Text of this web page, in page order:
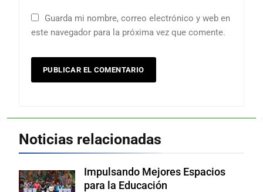
Guarda mi nombre, correo electrónico y web en
este navegador para la próxima vez que comente.
Noticias relacionadas
Impulsando Mejores Espacios
para la Educación